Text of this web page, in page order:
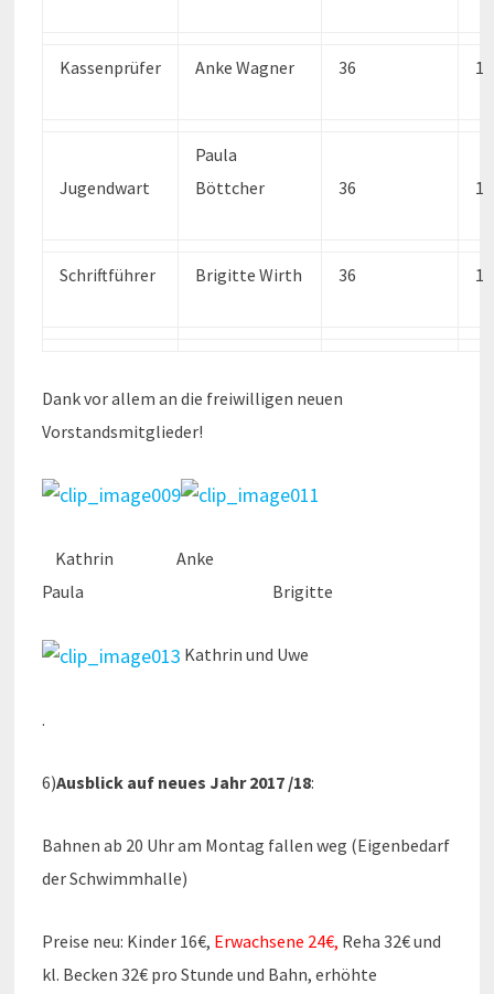
Kassenprüfer Anke Wagner 36 1
Jugendwart
Paula
Böttcher
36 1
Schriftführer Brigitte Wirth 36 1
Dank vor allem an die freiwilligen neuen
Vorstandsmitglieder!
Kathrin Anke
Paula Brigitte
Kathrin und Uwe
.
6)Ausblick auf neues Jahr 2017 /18:
Bahnen ab 20 Uhr am Montag fallen weg (Eigenbedarf
der Schwimmhalle)
Preise neu: Kinder 16€, Erwachsene 24€, Reha 32€ und
kl. Becken 32€ pro Stunde und Bahn, erhöhte